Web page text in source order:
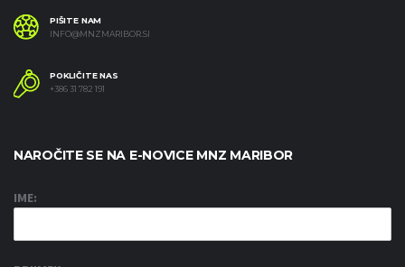
PIŠITE NAM
INFO@MNZMARIBOR.SI
POKLIČITE NAS
+386 31 782 191
NAROČITE SE NA E-NOVICE MNZ MARIBOR
IME: